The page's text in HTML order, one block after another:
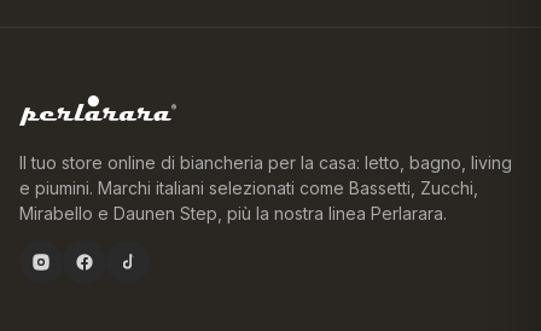
Il tuo store online di biancheria per la casa: letto, bagno, living
e piumini. Marchi italiani selezionati come Bassetti, Zucchi,
Mirabello e Daunen Step, più la nostra linea Perlarara.